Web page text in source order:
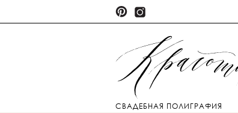
СВАДЕБНАЯ ПОЛИГРАФИЯ